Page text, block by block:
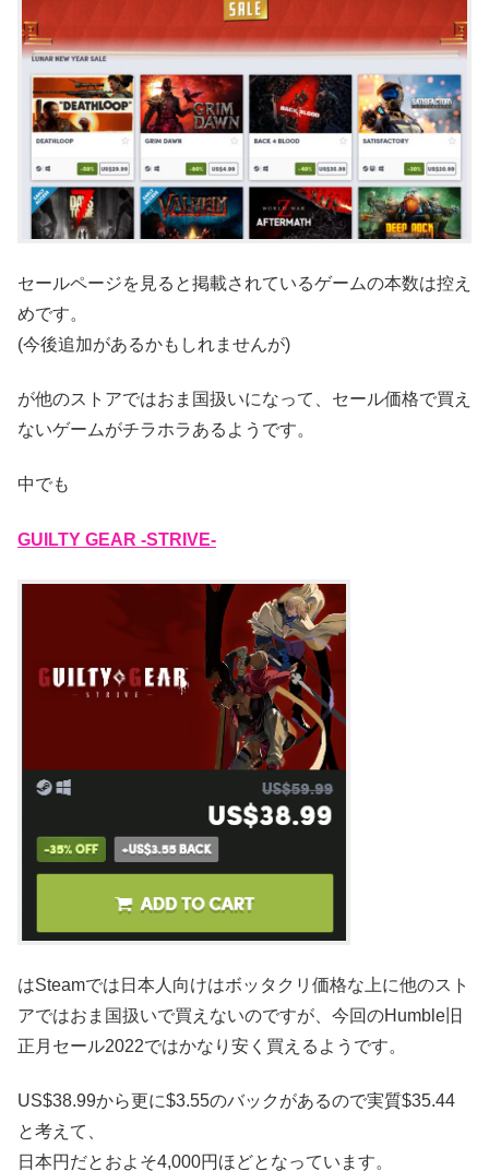
セールページを見ると掲載されているゲームの本数は控え
めです。
(今後追加があるかもしれませんが)
が他のストアではおま国扱いになって、セール価格で買え
ないゲームがチラホラあるようです。
中でも
GUILTY GEAR -STRIVE-
はSteamでは日本人向けはボッタクリ価格な上に他のスト
アではおま国扱いで買えないのですが、今回のHumble旧
正月セール2022ではかなり安く買えるようです。
US$38.99から更に$3.55のバックがあるので実質$35.44
と考えて、
日本円だとおよそ4,000円ほどとなっています。